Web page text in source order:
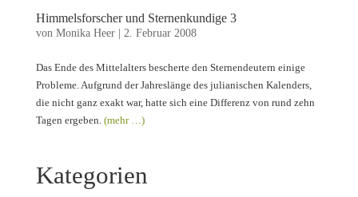
Himmelsforscher und Sternenkundige 3
von Monika Heer| 2. Februar 2008
Das Ende des Mittelalters bescherte den Sternendeutern einige
Probleme. Aufgrund der Jahreslänge des julianischen Kalenders,
die nicht ganz exakt war, hatte sich eine Differenz von rund zehn
Tagen ergeben. (mehr …)
Kategorien